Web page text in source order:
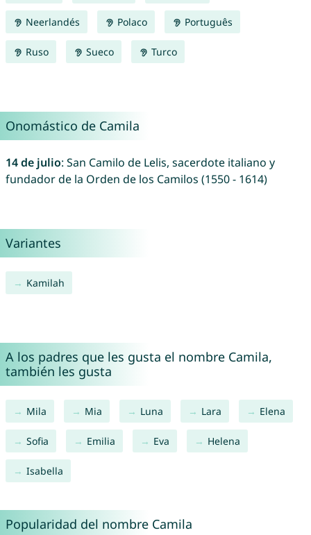
Neerlandés Polaco Português
Ruso Sueco Turco
Onomástico de Camila
14 de julio: San Camilo de Lelis, sacerdote italiano y
fundador de la Orden de los Camilos (1550 - 1614)
Variantes
Kamilah
A los padres que les gusta el nombre Camila,
también les gusta
Mila Mia Luna Lara Elena
Sofia Emilia Eva Helena
Isabella
Popularidad del nombre Camila